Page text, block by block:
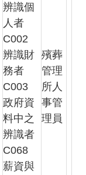
辨識個
人者
C002
辨識財
務者
C003
政府資
料中之
辨識者
C068
薪資與
殯葬
管理
所人
事管
理員